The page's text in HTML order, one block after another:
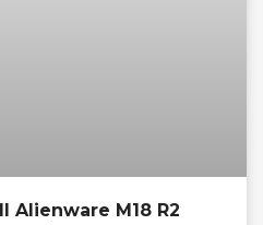
Alienware M18 R2